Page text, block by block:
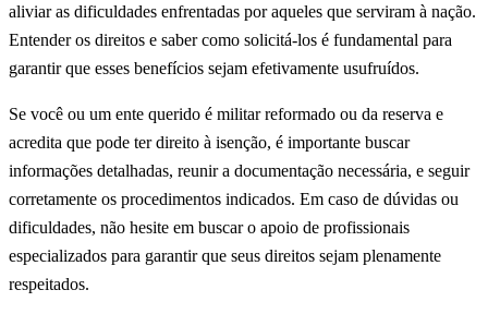
aliviar as dificuldades enfrentadas por aqueles que serviram à nação.
Entender os direitos e saber como solicitá-los é fundamental para
garantir que esses benefícios sejam efetivamente usufruídos.
Se você ou um ente querido é militar reformado ou da reserva e
acredita que pode ter direito à isenção, é importante buscar
informações detalhadas, reunir a documentação necessária, e seguir
corretamente os procedimentos indicados. Em caso de dúvidas ou
dificuldades, não hesite em buscar o apoio de profissionais
especializados para garantir que seus direitos sejam plenamente
respeitados.